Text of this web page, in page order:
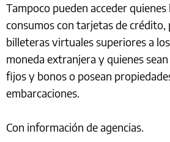
Tampoco pueden acceder
consumos con tarjetas de
billeteras virtuales superiores a
moneda extranjera y quienes
fijos y bonos o posean
embarcaciones.
Con información de agencias.